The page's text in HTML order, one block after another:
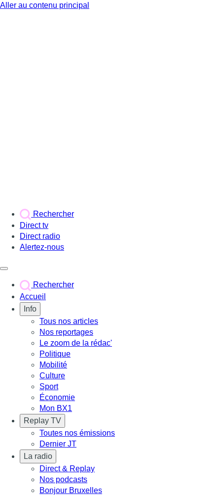
Aller au contenu principal
Rechercher
Direct tv
Direct radio
Alertez-nous
Rechercher
Accueil
Info
Tous nos articles
Nos reportages
Le zoom de la rédac'
Politique
Mobilité
Culture
Sport
Économie
Mon BX1
Replay TV
Toutes nos émissions
Dernier JT
La radio
Direct & Replay
Nos podcasts
Bonjour Bruxelles